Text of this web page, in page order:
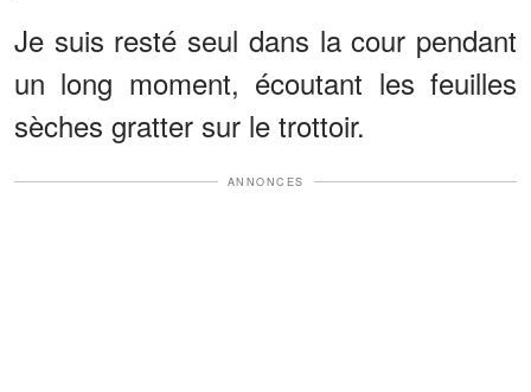
Je suis resté seul dans la cour pendant
un long moment, écoutant les feuilles
sèches gratter sur le trottoir.
ANNONCES